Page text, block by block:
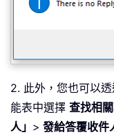
2. 此外，您也可以
能表中選擇 查找相
人」 > 發給答覆收件